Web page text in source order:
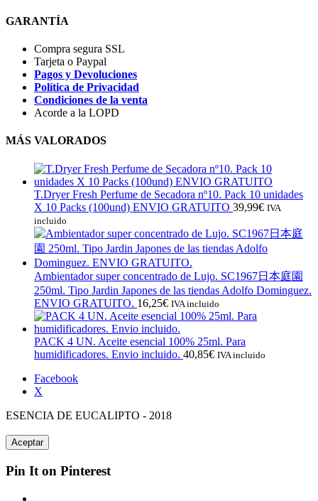
GARANTÍA
Compra segura SSL
Tarjeta o Paypal
Pagos y Devoluciones
Política de Privacidad
Condiciones de la venta
Acorde a la LOPD
MÁS VALORADOS
T.Dryer Fresh Perfume de Secadora nº10. Pack 10 unidades
X 10 Packs (100und) ENVIO GRATUITO 39,99€ IVA
incluido
Ambientador super concentrado de Lujo. SC1967日本庭園
250ml. Tipo Jardin Japones de las tiendas Adolfo Dominguez.
ENVIO GRATUITO. 16,25€ IVA incluido
PACK 4 UN. Aceite esencial 100% 25ml. Para
humidificadores. Envio incluido. 40,85€ IVA incluido
Facebook
X
ESENCIA DE EUCALIPTO - 2018
Aceptar
Pin It on Pinterest